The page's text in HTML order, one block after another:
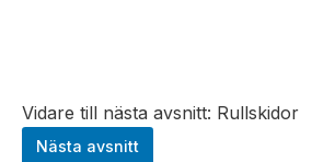
Vidare till nästa avsnitt: Rullskidor
Nästa avsnitt